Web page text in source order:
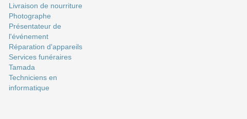
Livraison de nourriture
Photographe
Présentateur de
l'événement
Réparation d'appareils
Services funéraires
Tamada
Techniciens en
informatique